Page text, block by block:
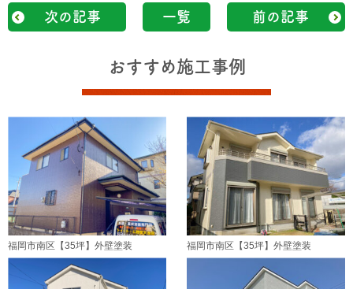
次の記事 一覧 前の記事
おすすめ施工事例
福岡市南区【35坪】外壁塗装 福岡市南区【35坪】外壁塗装